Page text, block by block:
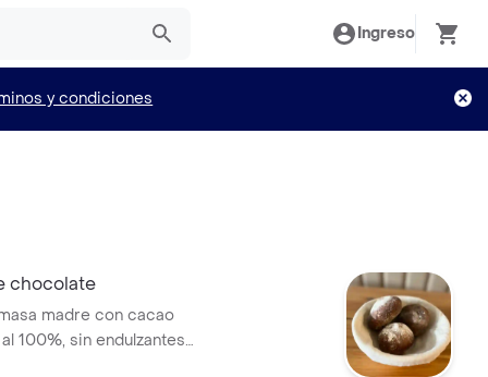
Ingreso
y condiciones
chocolate
madre con cacao
100%, sin endulzantes
libre de azúcar.